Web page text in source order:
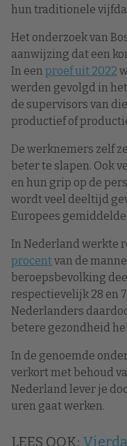
hun traditionele
Het onderzoek van
aanwijzing dat een
In een proef uit 2022
werden gevolgd in
de supervisors van
productief of
De werknemers zelf
beter te slapen. Ook
en hun grip op de
wordt veel deeltijd
Europees gemiddelde.
In Nederland werkte
procentvan de
beroepsbevolking
respectievelijk 28 en
Nederlanders
betere gezondheid
In de genoemde
verkort met behoud
Nederland lever je
uren gaat werken.
LEES OOK: